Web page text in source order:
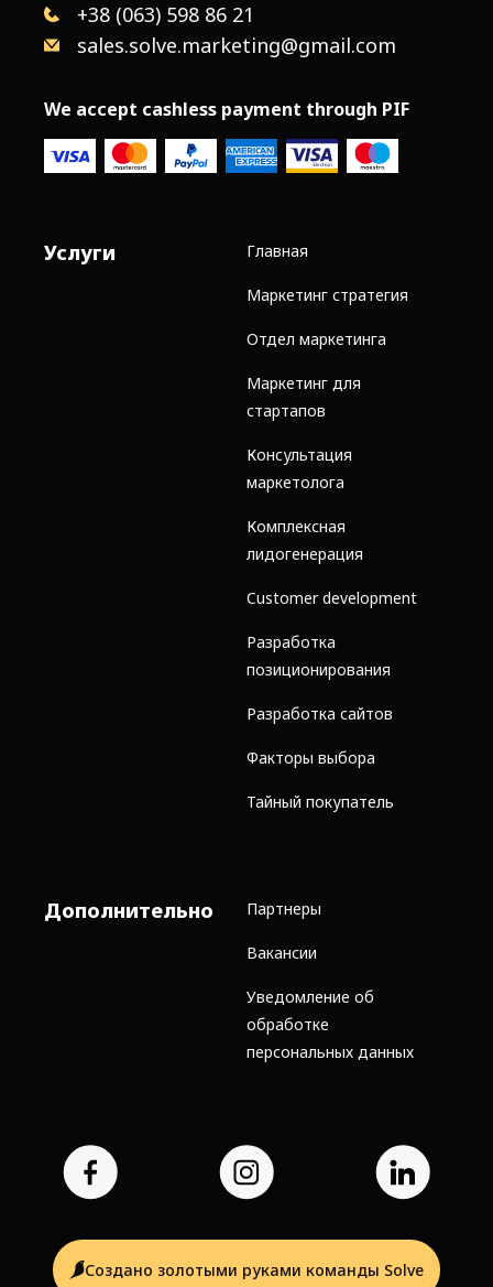
+38 (063) 598 86 21
sales.solve.marketing@gmail.com
We accept cashless payment through PIF
Услуги Главная
Маркетинг стратегия
Отдел маркетинга
Маркетинг для
стартапов
Консультация
маркетолога
Комплексная
лидогенерация
Customer development
Разработка
позиционирования
Разработка сайтов
Факторы выбора
Тайный покупатель
Дополнительно Партнеры
Вакансии
Уведомление об
обработке
персональных данных
Создано золотыми руками команды Solve